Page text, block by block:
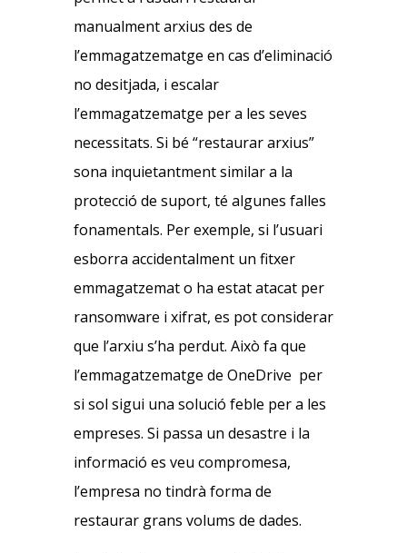
manualment arxius des de
l’emmagatzematge en cas d’eliminació
no desitjada, i escalar
l’emmagatzematge per a les seves
necessitats. Si bé “restaurar arxius”
sona inquietantment similar a la
protecció de suport, té algunes falles
fonamentals. Per exemple, si l’usuari
esborra accidentalment un fitxer
emmagatzemat o ha estat atacat per
ransomware i xifrat, es pot considerar
que l’arxiu s’ha perdut. Això fa que
l’emmagatzematge de OneDrive per
si sol sigui una solució feble per a les
empreses. Si passa un desastre i la
informació es veu compromesa,
l’empresa no tindrà forma de
restaurar grans volums de dades.